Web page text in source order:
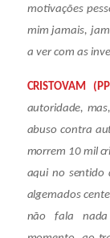
motivações
mim jamais,
a ver com as
CRISTOVAM
autoridade,
abuso contra
morrem 10 mil
aqui no sentido
algemados
não fala